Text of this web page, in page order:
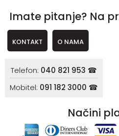
Imate pitanje? Na
KONTAKT O NAMA
Telefon: 040 821 953 ☎
Mobitel: 091 182 3000 ☎
Načini